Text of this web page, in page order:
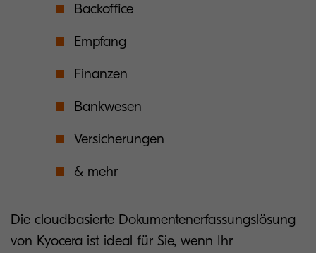
Backoffice
Empfang
Finanzen
Bankwesen
Versicherungen
& mehr
Die cloudbasierte Dokumentenerfassungslösung
von Kyocera ist ideal für Sie, wenn Ihr